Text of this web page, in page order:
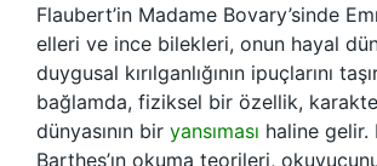
Flaubert’in Madame Bovary’sinde
elleri ve ince bilekleri, onun hayal
duygusal kırılganlığının ipuçlarını
bağlamda, fiziksel bir özellik,
dünyasının bir yansıması haline gelir.
Barthes’ın okuma teorileri,